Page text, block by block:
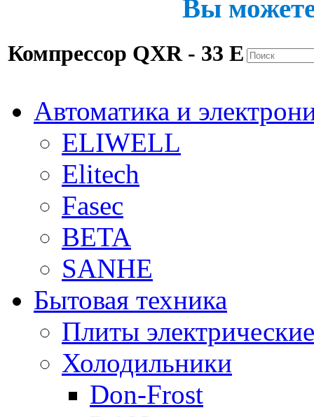
Вы
Компрессор QXR - 33 E
Автоматика и
ELIWELL
Elitech
Fasec
BETA
SANHE
Бытовая техника
Плиты электрические
Холодильники
Don-Frost